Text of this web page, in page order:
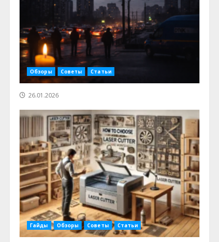
Обзоры Советы Статьи
26.01.2026
Гайды Обзоры Советы Статьи